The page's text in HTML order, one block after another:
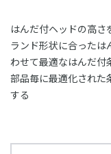
はんだ付ヘッドの高さ
ランド形状に合った
わせて最適なはんだ付
部品毎に最適化された
する